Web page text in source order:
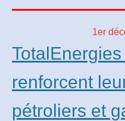
1er
renforcent
pétroliers et